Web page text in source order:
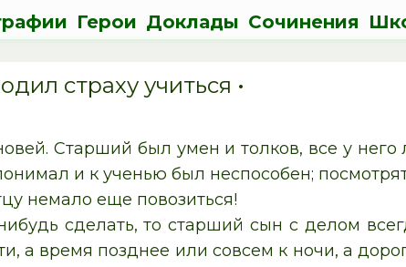
Герои Доклады Сочинения
страху учиться •
Старший был умен и толков, все у
и к ученью был неспособен;
немало еще повозиться!
сделать, то старший сын с делом
а время позднее или совсем к ночи, а